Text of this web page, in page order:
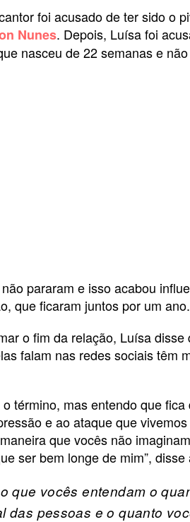
foi acusado de ter sido o
Nunes. Depois, Luísa foi
nasceu de 22 semanas e
pararam e isso acabou
que ficaram juntos por um ano.
o fim da relação, Luísa
falam nas redes sociais têm
o término, mas entendo que
e ao ataque que
que vocês não
ser bem longe de mim”,
que vocês entendam o
das pessoas e o quanto